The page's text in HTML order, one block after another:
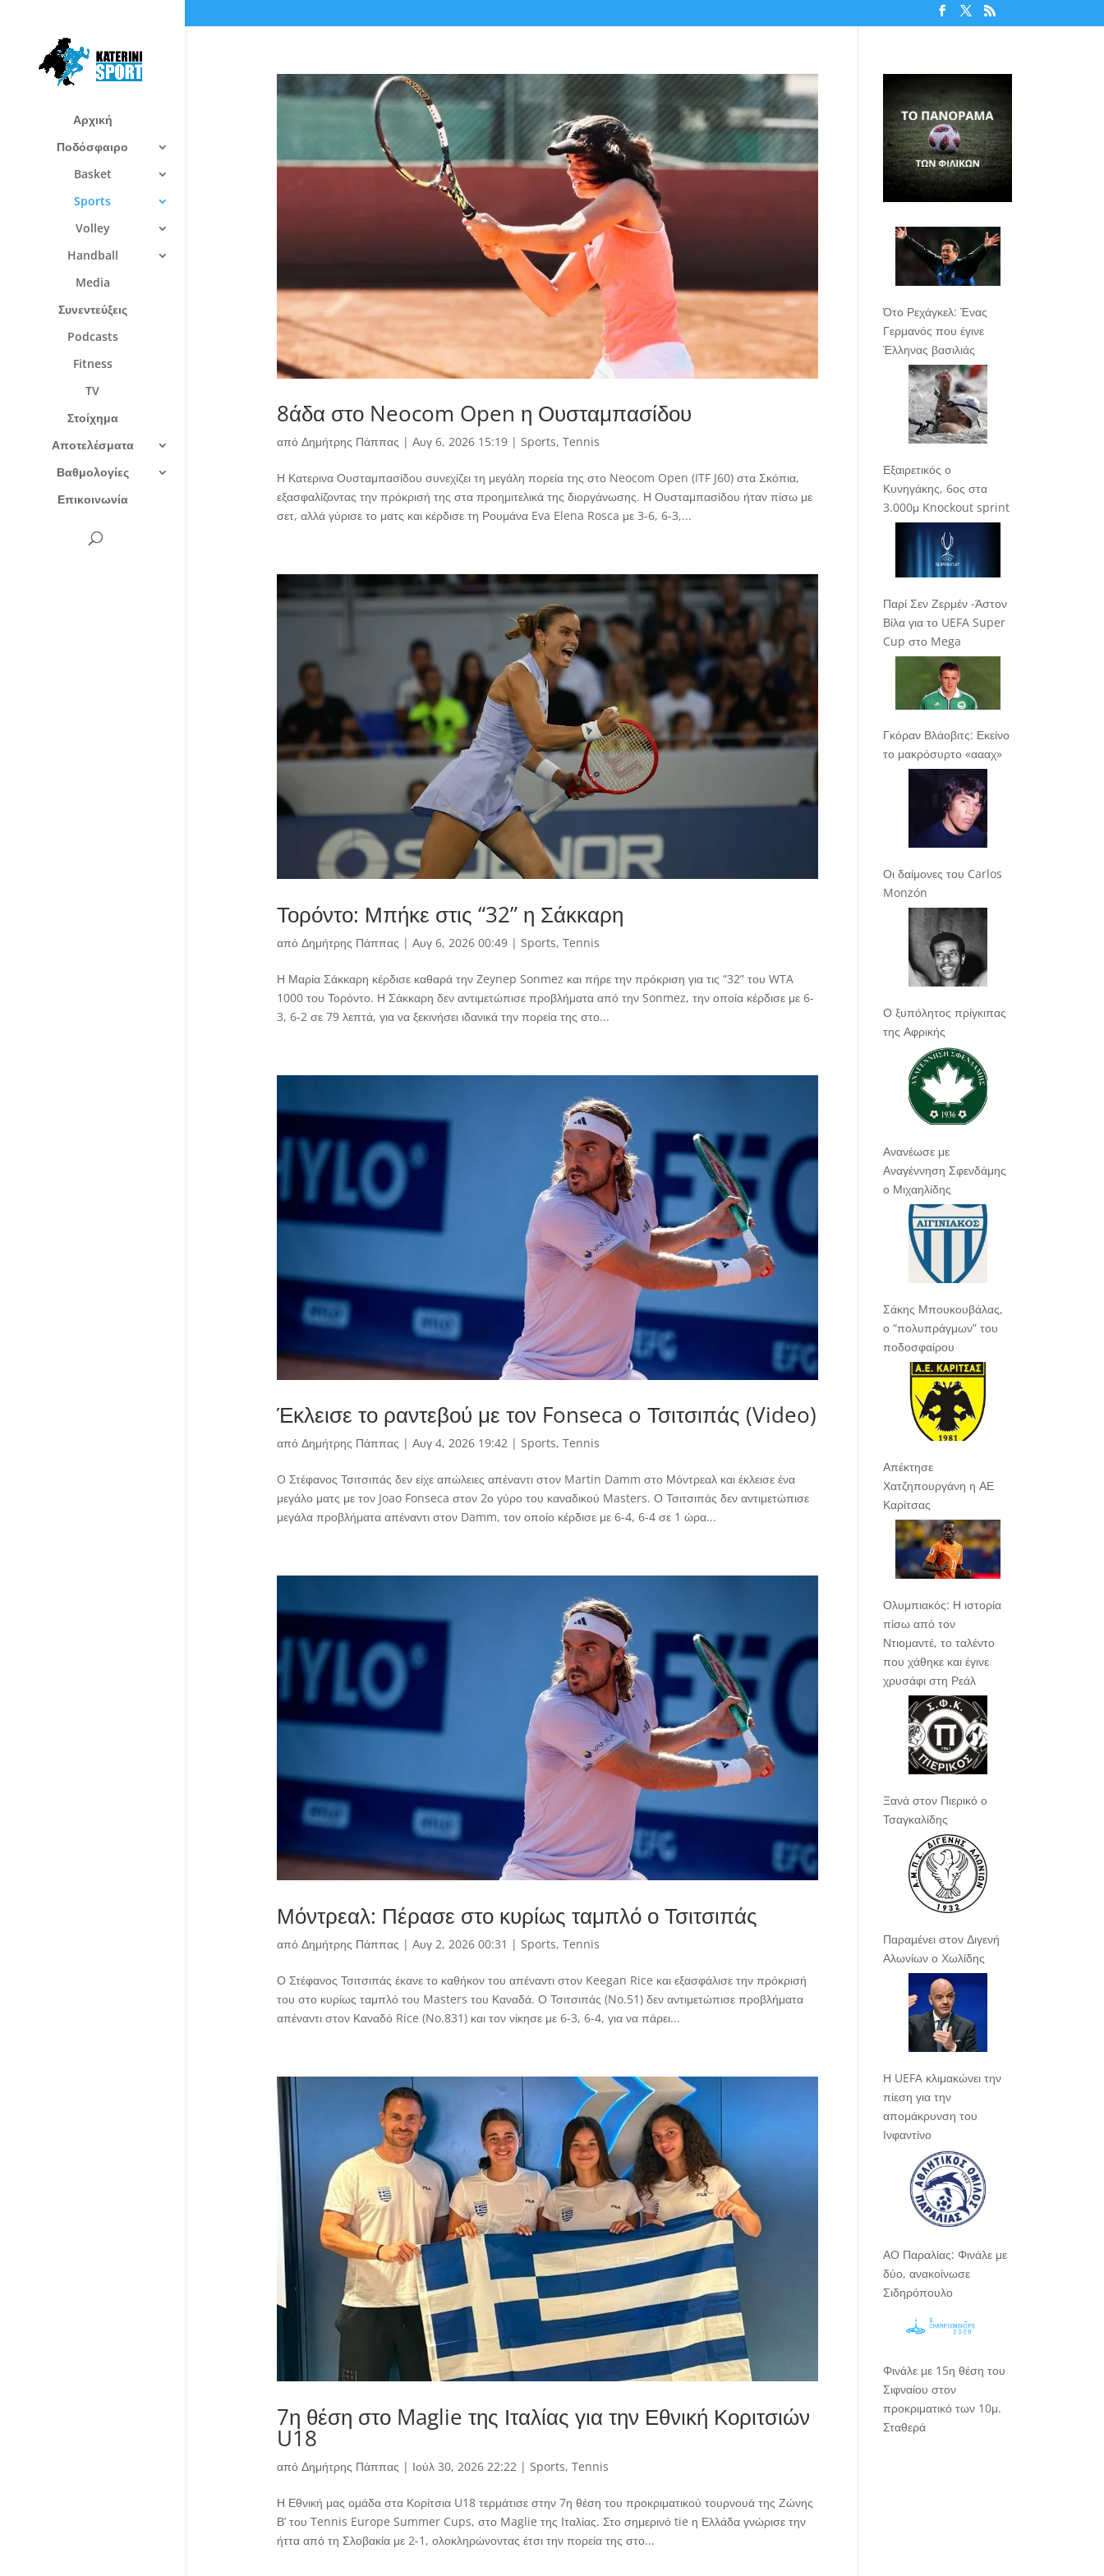
Αρχική
Ποδόσφαιρο
Basket
Sports
Volley
Handball
Media
Συνεντεύξεις
Podcasts
Fitness
TV
Στοίχημα
Αποτελέσματα
Βαθμολογίες
Επικοινωνία
8άδα στο Neocom Open η Ουσταμπασίδου
από Δημήτρης Πάππας | Αυγ 6, 2026 15:19| Sports, Tennis
Η Κατερινα Ουσταμπασίδου συνεχίζει τη μεγάλη πορεία της στο Neocom Open (ITF J60) στα Σκόπια,
εξασφαλίζοντας την πρόκρισή της στα προημιτελικά της διοργάνωσης. Η Ουσταμπασίδου ήταν πίσω με
σετ, αλλά γύρισε το ματς και κέρδισε τη Ρουμάνα Eva Elena Rosca με 3-6, 6-3,...
Τορόντο: Μπήκε στις “32” η Σάκκαρη
από Δημήτρης Πάππας | Αυγ 6, 2026 00:49| Sports, Tennis
Η Μαρία Σάκκαρη κέρδισε καθαρά την Zeynep Sonmez και πήρε την πρόκριση για τις “32” του WTA
1000 του Τορόντο. Η Σάκκαρη δεν αντιμετώπισε προβλήματα από την Sonmez, την οποία κέρδισε με 6-
3, 6-2 σε 79 λεπτά, για να ξεκινήσει ιδανικά την πορεία της στο...
Έκλεισε το ραντεβού με τον Fonseca o Τσιτσιπάς (Video)
από Δημήτρης Πάππας | Αυγ 4, 2026 19:42| Sports, Tennis
O Στέφανος Τσιτσιπάς δεν είχε απώλειες απέναντι στον Martin Damm στο Μόντρεαλ και έκλεισε ένα
μεγάλο ματς με τον Joao Fonseca στον 2ο γύρο του καναδικού Masters. Ο Τσιτσιπάς δεν αντιμετώπισε
μεγάλα προβλήματα απέναντι στον Damm, τον οποίο κέρδισε με 6-4, 6-4 σε 1 ώρα...
Μόντρεαλ: Πέρασε στο κυρίως ταμπλό ο Τσιτσιπάς
από Δημήτρης Πάππας | Αυγ 2, 2026 00:31 | Sports, Tennis
Ο Στέφανος Τσιτσιπάς έκανε το καθήκον του απέναντι στον Keegan Rice και εξασφάλισε την πρόκρισή
του στο κυρίως ταμπλό του Masters του Καναδά. Ο Τσιτσιπάς (No.51) δεν αντιμετώπισε προβλήματα
απέναντι στον Καναδό Rice (No.831) και τον νίκησε με 6-3, 6-4, για να πάρει...
7η θέση στο Maglie της Ιταλίας για την Εθνική Κοριτσιών
U18
από Δημήτρης Πάππας | Ιούλ 30, 2026 22:22 | Sports, Tennis
Η Εθνική μας ομάδα στα Κορίτσια U18 τερμάτισε στην 7η θέση του προκριματικού τουρνουά της Ζώνης
Β’ του Tennis Europe Summer Cups, στο Maglie της Ιταλίας. Στο σημερινό tie η Ελλάδα γνώρισε την
ήττα από τη Σλοβακία με 2-1, ολοκληρώνοντας έτσι την πορεία της στο...
Ότο Ρεχάγκελ: Ένας
Γερμανός που έγινε
Έλληνας βασιλιάς
Εξαιρετικός ο
Κυνηγάκης, 6ος στα
3.000μ Knockout sprint
Παρί Σεν Ζερμέν -Άστον
Βίλα για το UEFA Super
Cup στο Mega
Γκόραν Βλάοβιτς: Εκείνο
το μακρόσυρτο «αααχ»
Οι δαίμονες του Carlos
Monzón
Ο ξυπόλητος πρίγκιπας
της Αφρικής
Ανανέωσε με
Αναγέννηση Σφενδάμης
ο Μιχαηλίδης
Σάκης Μπουκουβάλας,
ο “πολυπράγμων” του
ποδοσφαίρου
Απέκτησε
Χατζηπουργάνη η ΑΕ
Καρίτσας
Ολυμπιακός: Η ιστορία
πίσω από τον
Ντιομαντέ, το ταλέντο
που χάθηκε και έγινε
χρυσάφι στη Ρεάλ
Ξανά στον Πιερικό ο
Τσαγκαλίδης
Παραμένει στον Διγενή
Αλωνίων ο Χωλίδης
Η UEFA κλιμακώνει την
πίεση για την
απομάκρυνση του
Ινφαντίνο
ΑΟ Παραλίας: Φινάλε με
δύο, ανακοίνωσε
Σιδηρόπουλο
Φινάλε με 15η θέση του
Σιφναίου στον
προκριματικό των 10μ.
Σταθερά